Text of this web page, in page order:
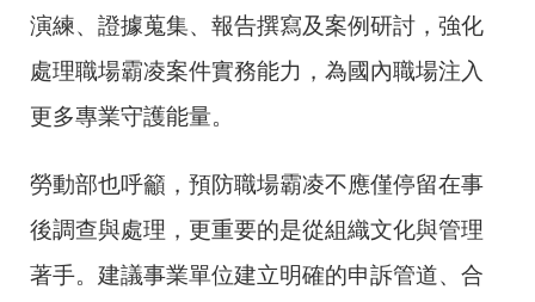
演練、證據蒐集、報告撰寫及案例研討，強化
處理職場霸凌案件實務能力，為國內職場注入
更多專業守護能量。
勞動部也呼籲，預防職場霸凌不應僅停留在事
後調查與處理，更重要的是從組織文化與管理
著手。建議事業單位建立明確的申訴管道、合